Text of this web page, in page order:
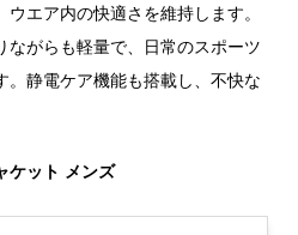
エア内の快適さを維持します。
ながらも軽量で、日常のスポーツ
。静電ケア機能も搭載し、不快な
ケット メンズ